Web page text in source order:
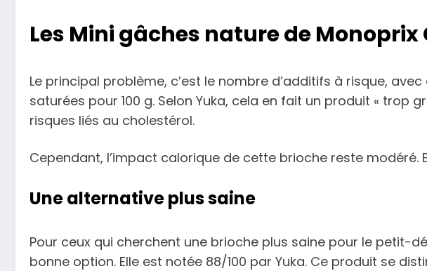
Les Mini gâches nature de
Le principal problème, c’est le nombre d’additifs à risque,
saturées pour 100 g. Selon Yuka, cela en fait un produit « trop
risques liés au cholestérol.
Cependant, l’impact calorique de cette brioche reste
Une alternative plus saine
Pour ceux qui cherchent une brioche plus saine pour le petit-
bonne option. Elle est notée 88/100 par Yuka. Ce produit se